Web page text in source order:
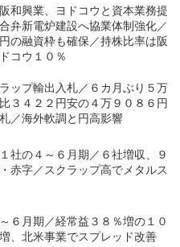
和興業、ヨドコウと資本業務提
弁新電炉建設へ協業体制強化／
の融資枠も確保／持株比率は阪
コウ１０％
ップ輸出入札／６カ月ぶり５万
３４２２円安の４万９０８６円
／海外軟調と円高影響
社の４～６月期／６社増収、９
赤字／スクラップ高でメタルス
６月期／経常益３８％増の１０
、北米事業でスプレッド改善